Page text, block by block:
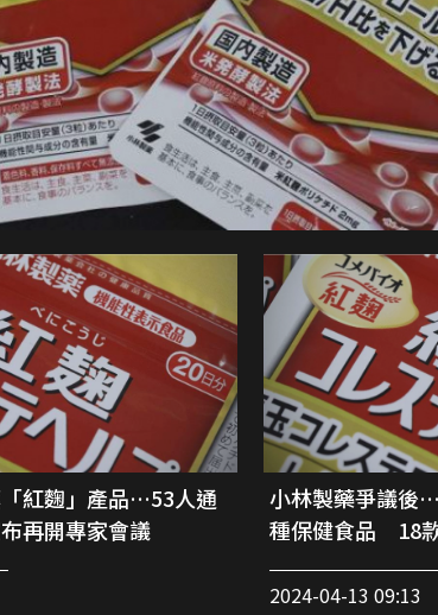
紅麴」產品…53人通
再開專家會議
小林製藥爭議後
種保健食品 18
2024-04-13 09:13